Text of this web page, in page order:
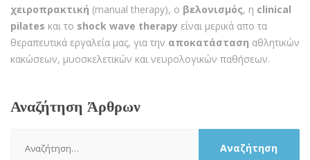
χειροπρακτική (manual therapy), ο βελονισμός, η clinical
pilates και το shock wave therapy είναι μερικά απο τα
θεραπευτικά εργαλεία μας, για την αποκατάσταση αθλητικών
κακώσεων, μυοσκελετικών και νευρολογικών παθήσεων.
Αναζήτηση Άρθρων
για: